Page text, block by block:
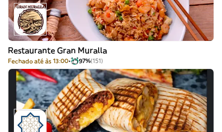
Restaurante Gran Muralla
Fechado até às 13:00 97%(151)